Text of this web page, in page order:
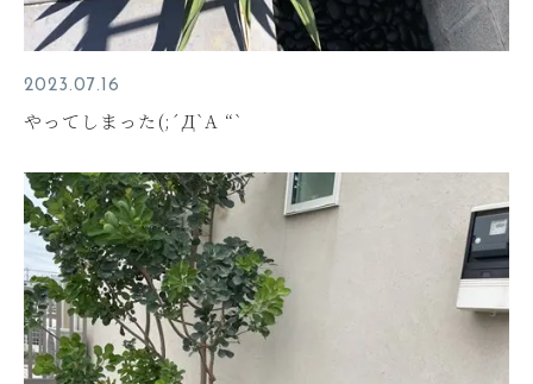
2023.07.16
やってしまった(;´Д`A “`